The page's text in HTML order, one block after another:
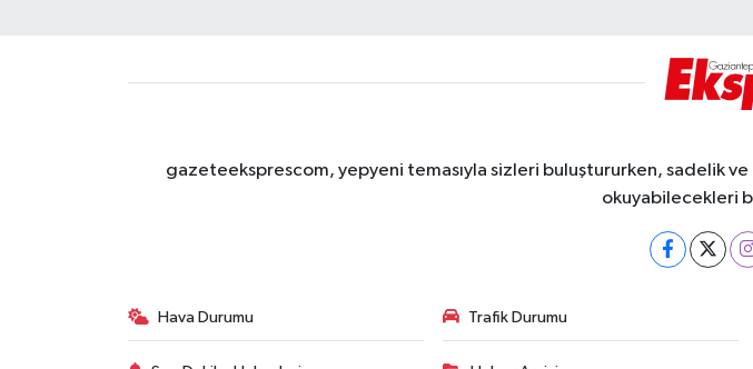
gazeteeksprescom, yepyeni temasıyla sizleri buluştururken, sadelik
okuyabilecekleri
Hava Durumu Trafik Durumu